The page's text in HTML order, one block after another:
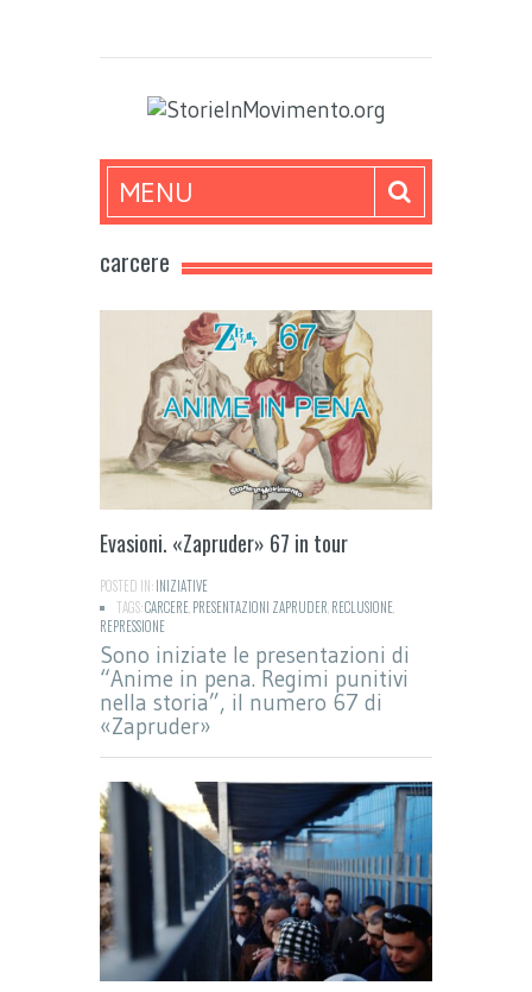
MENU
carcere
Evasioni. «Zapruder» 67 in tour
POSTED IN:INIZIATIVE
TAGS:CARCERE PRESENTAZIONI ZAPRUDER RECLUSIONE
REPRESSIONE
Sono iniziate le presentazioni di
“Anime in pena. Regimi punitivi
nella storia”, il numero 67 di
«Zapruder»